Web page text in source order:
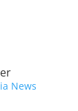
News